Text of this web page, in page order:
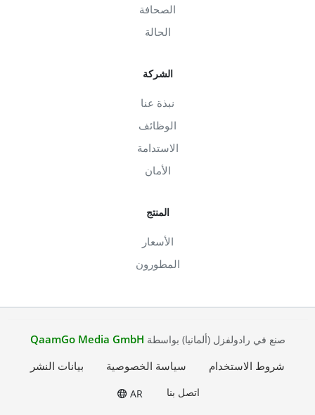
الصحافة
الحالة
الشركة
نبذة عنا
الوظائف
الاستدامة
الأمان
المنتج
الأسعار
المطورون
صنع في رادولفزل (ألمانيا) بواسطة QaamGo Media GmbH
شروط الاستخدام
سياسة الخصوصية بيانات النشر
اتصل بنا AR